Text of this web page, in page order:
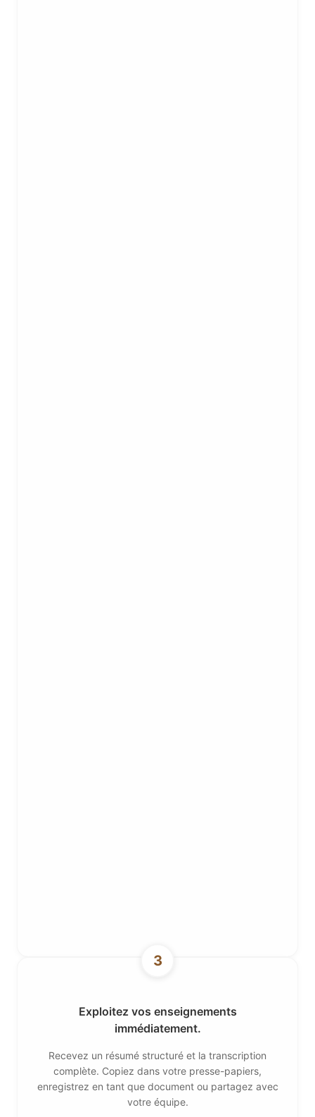
3
Exploitez vos enseignements
immédiatement.
Recevez un résumé structuré et la transcription
complète. Copiez dans votre presse-papiers,
enregistrez en tant que document ou partagez avec
votre équipe.